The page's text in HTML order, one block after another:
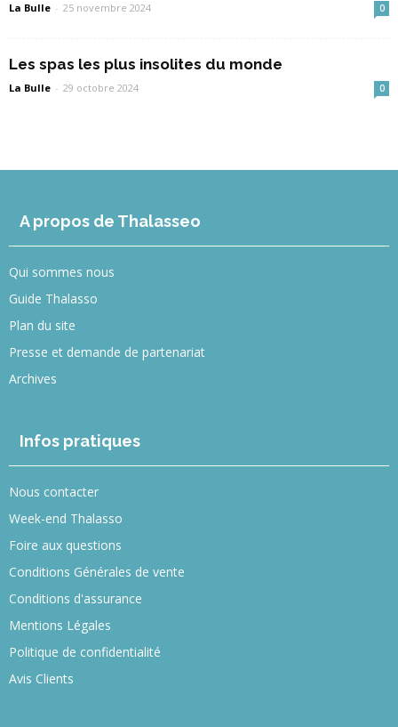
La Bulle - 25 novembre 2024 0
Les spas les plus insolites du monde
La Bulle - 29 octobre 2024 0
A propos de Thalasseo
Qui sommes nous
Guide Thalasso
Plan du site
Presse et demande de partenariat
Archives
Infos pratiques
Nous contacter
Week-end Thalasso
Foire aux questions
Conditions Générales de vente
Conditions d'assurance
Mentions Légales
Politique de confidentialité
Avis Clients